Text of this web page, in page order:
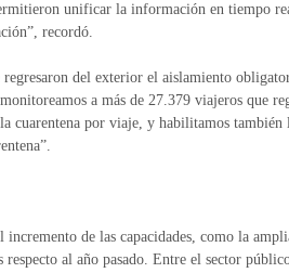
unificar la información en tiempo
recordó.
del exterior el aislamiento
a más de 27.379 viajeros que
cuarentena por viaje, y habilitamos
de las capacidades, como la
al año pasado. Entre el sector